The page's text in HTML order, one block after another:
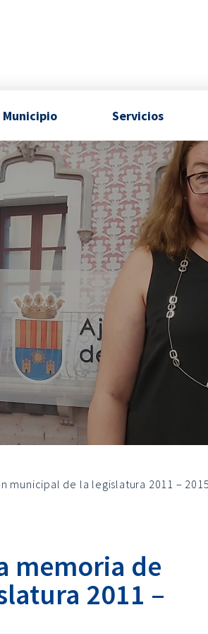
Municipio Servicios
municipal de la legislatura 2011 –
memoria de
2011 –